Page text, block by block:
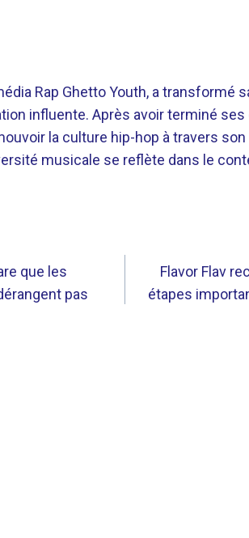
Rap Ghetto Youth, a transformé
influente. Après avoir terminé
la culture hip-hop à travers
musicale se reflète dans le
que les
pas
Flavor Flav
étapes